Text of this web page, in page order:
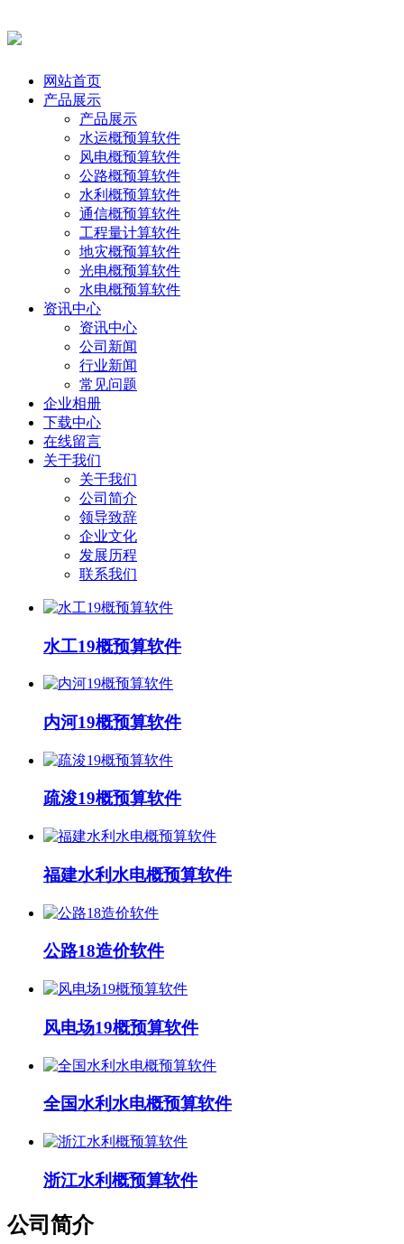
网站首页
产品展示
产品展示
水运概预算软件
风电概预算软件
公路概预算软件
水利概预算软件
通信概预算软件
工程量计算软件
地灾概预算软件
光电概预算软件
水电概预算软件
资讯中心
资讯中心
公司新闻
行业新闻
常见问题
企业相册
下载中心
在线留言
关于我们
关于我们
公司简介
领导致辞
企业文化
发展历程
联系我们
水工19概预算软件
内河19概预算软件
疏浚19概预算软件
福建水利水电概预算软件
公路18造价软件
风电场19概预算软件
全国水利水电概预算软件
浙江水利概预算软件
公司简介